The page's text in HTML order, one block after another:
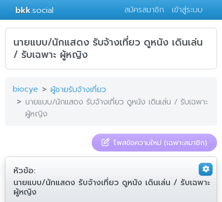
bkk.social สมัครสมาชิก เข้าสู่ระบบ
นายแบบ/นักแสดง รับจ้างเที่ยว ดูหนัง เดินเล่น
/ รับเฉพาะ ผู้หญิง
biocye
ผู้ชายรับจ้างเที่ยว
นายแบบ/นักแสดง รับจ้างเที่ยว ดูหนัง เดินเล่น / รับเฉพาะ
ผู้หญิง
โพสข้อความใหม่ (เฉพาะสมาชิก)
หัวข้อ:
นายแบบ/นักแสดง รับจ้างเที่ยว ดูหนัง เดินเล่น / รับเฉพาะ
ผู้หญิง